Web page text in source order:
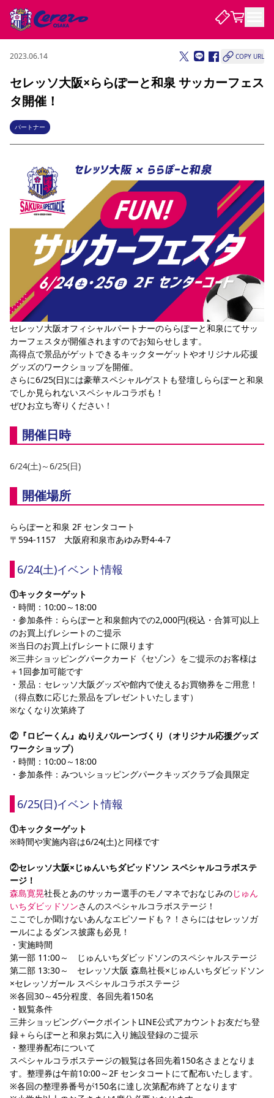
試合・チーム
試合について
試合日程 / 結果
チームについて
選手・スタッフ スケジュール メディア情報 アクセス
アカデミー
ハナサカプレーヤー 歴代所属選手
観戦する
チケット
チケット情報 販売スケジュール 価格・席種 購入方法
シーズンシート
法人シーズンシート 福祉サービス
団体チケット
特定興行入場券
譲渡サービス リセールサービス
観戦ガイド
初めて観戦ガイド キッズ向けサービス グルメ
マッチデープログラム
観戦マナー&ルール
ビジターサポーター観戦ガイド 公式アプリ
スタジアム
YANMAR HANASAKA STADIUM
DAZNで観戦
DAZNで観戦
アウェイツアー
アウェイツアー
よくある質問
クラブを知る
セレッソ大阪について
クラブ紹介 沿革 シーズン記録 求人情報
サポートする
パートナー企業募集中 セレッソ大阪VISAカード
サポートスタッフ
セレッソアイデアちょうだいな
応援商店街
Lise（ライセンスビジネス）
サステナビリティ
サステナビリティポリシー SDGsのゴール
インパクトレポート
活動レポート
SPORT POSITIVE LEAGUES 取り組み実績
スポーツクラブ
スポーツクラブ
関連団体/施設
セレッソフットサルパーク
セレッソ大阪アカデミー
大人のサッカースクール その他スポーツクラブ
ファンクラブ
ファンクラブ
SAKURA SOCIO 招待券引換方法 まいセレチケット
会員規定
婚姻届・出生届・命名書
ニュース
ニュース
すべて チーム グッズ チケット イベント
ファンクラブ
ホームタウン
メディア 30周年
レディース
アカデミー
2023.06.14 COPY URL
セレッソ大阪×ららぽーと和泉 サッカーフェス
タ開催！
パートナー
セレッソ大阪オフィシャルパートナーのららぽーと和泉にてサッ
カーフェスタが開催されますのでお知らせします。
高得点で景品がゲットできるキックターゲットやオリジナル応援
グッズのワークショップを開催。
さらに6/25(日)には豪華スペシャルゲストも登壇しららぽーと和泉
でしか見られないスペシャルコラボも！
ぜひお立ち寄りください！
開催日時
6/24(土)～6/25(日)
開催場所
ららぽーと和泉 2F センタコート
〒594-1157　大阪府和泉市あゆみ野4-4-7
6/24(土)イベント情報
①キックターゲット
・時間：10:00～18:00
・参加条件：ららぽーと和泉館内での2,000円(税込・合算可)以上
のお買上げレシートのご提示
※当日のお買上げレシートに限ります
※三井ショッピングパークカード《セゾン》をご提示のお客様は
＋1回参加可能です
・景品：セレッソ大阪グッズや館内で使えるお買物券をご用意！
（得点数に応じた景品をプレゼントいたします）
※なくなり次第終了
②『ロビーくん』ぬりえバルーンづくり（オリジナル応援グッズ
ワークショップ）
・時間：10:00～18:00
・参加条件：みついショッピングパークキッズクラブ会員限定
6/25(日)イベント情報
①キックターゲット
※時間や実施内容は6/24(土)と同様です
②セレッソ大阪×じゅんいちダビッドソン スペシャルコラボステ
ージ！
森島寛晃社長とあのサッカー選手のモノマネでおなじみのじゅん
いちダビッドソンさんのスペシャルコラボステージ！
ここでしか聞けないあんなエピソードも？！さらにはセレッソガ
ールによるダンス披露も必見！
・実施時間
第一部 11:00～　じゅんいちダビッドソンのスペシャルステージ
第二部 13:30～　セレッソ大阪 森島社長×じゅんいちダビッドソン
×セレッソガール スペシャルコラボステージ
※各回30～45分程度、各回先着150名
・観覧条件
三井ショッピングパークポイントLINE公式アカウントお友だち登
録＋ららぽーと和泉お気に入り施設登録のご提示
・整理券配布について
スペシャルコラボステージの観覧は各回先着150名さまとなりま
す。整理券は午前10:00～2F センタコートにて配布いたします。
※各回の整理券番号が150名に達し次第配布終了となります